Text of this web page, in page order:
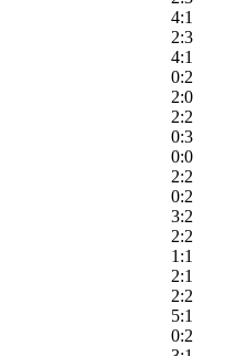
4:1
2:3
4:1
0:2
2:0
2:2
0:3
0:0
2:2
0:2
3:2
2:2
1:1
2:1
2:2
5:1
0:2